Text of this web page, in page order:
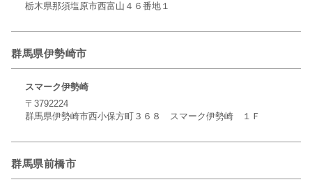
栃木県那須塩原市西富山４６番地１
群馬県伊勢崎市
スマーク伊勢崎
〒3792224
群馬県伊勢崎市西小保方町３６８ スマーク伊勢崎 １Ｆ
群馬県前橋市